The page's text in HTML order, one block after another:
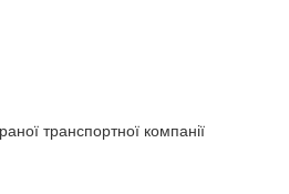
транспортної компанії